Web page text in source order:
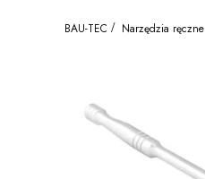
BAU-TEC Narzędzia ręczne